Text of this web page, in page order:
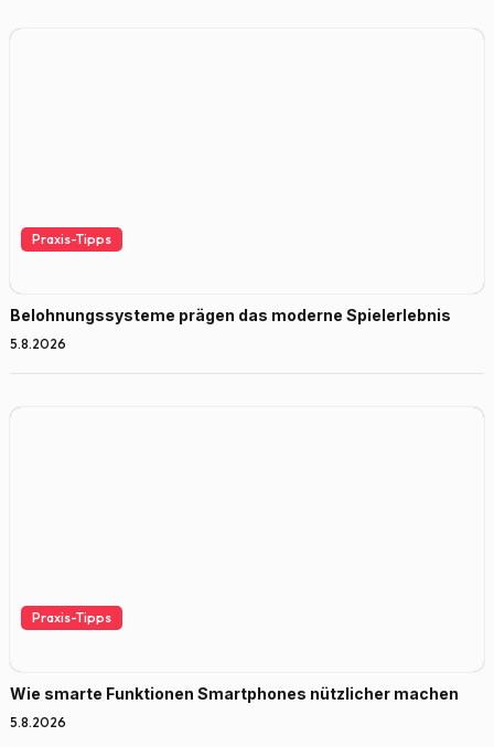
Praxis-Tipps
Belohnungssysteme prägen das moderne Spielerlebnis
5.8.2026
Praxis-Tipps
Wie smarte Funktionen Smartphones nützlicher machen
5.8.2026